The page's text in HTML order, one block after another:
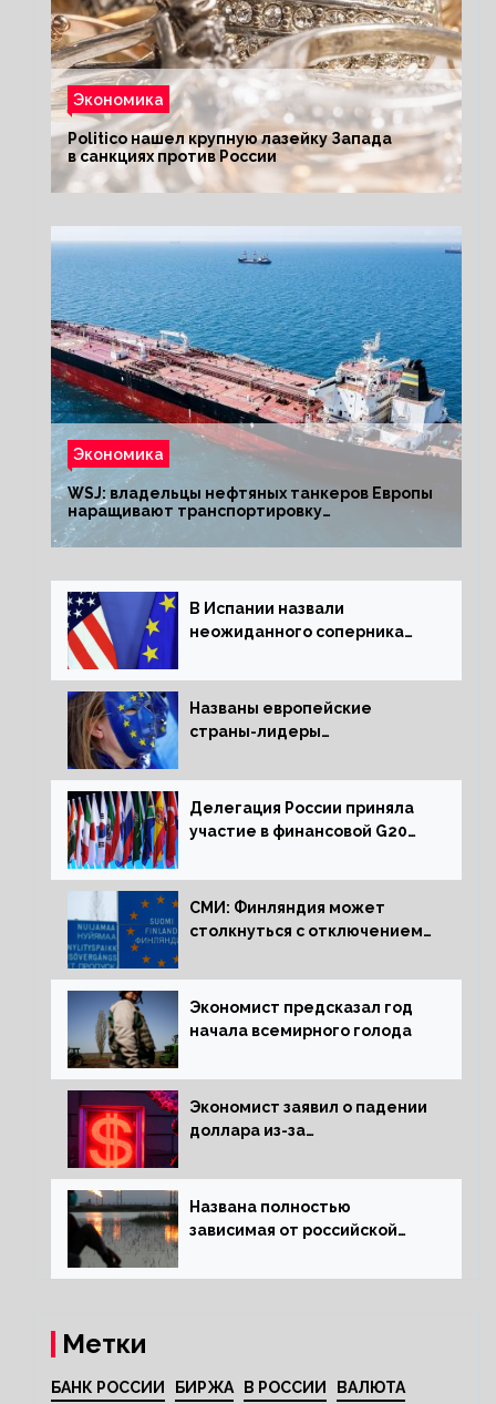
Экономика
Politico нашел крупную лазейку Запада
в санкциях против России
Экономика
WSJ: владельцы нефтяных танкеров Европы
наращивают транспортировку
из РФ до санкций
В Испании назвали
неожиданного соперника
Названы европейские
страны-лидеры
активов
Делегация России приняла
участие в финансовой G20
СМИ: Финляндия может
столкнуться с отключением
Экономист предсказал год
начала всемирного голода
Экономист заявил о падении
доллара из-за
Названа полностью
зависимая от российской
Метки
БАНК РОССИИ БИРЖА В РОССИИ ВАЛЮТА